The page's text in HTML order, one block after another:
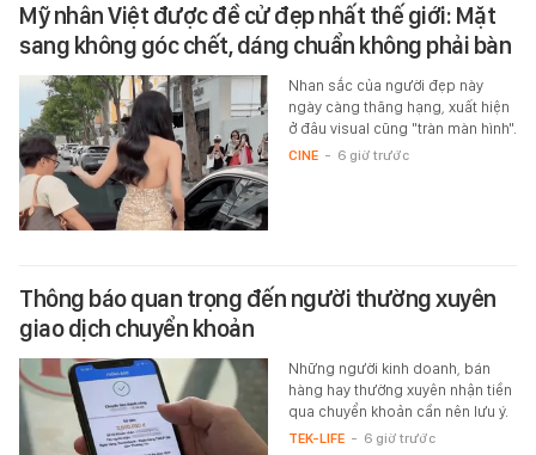
Mỹ nhân Việt được đề cử đẹp nhất thế giới: Mặt
sang không góc chết, dáng chuẩn không phải bàn
Nhan sắc của người đẹp này
ngày càng thăng hạng, xuất hiện
ở đâu visual cũng "tràn màn hình".
CINE - 6 giờ trước
Thông báo quan trọng đến người thường xuyên
giao dịch chuyển khoản
Những người kinh doanh, bán
hàng hay thường xuyên nhận tiền
qua chuyển khoản cần nên lưu ý.
TEK-LIFE - 6 giờ trước